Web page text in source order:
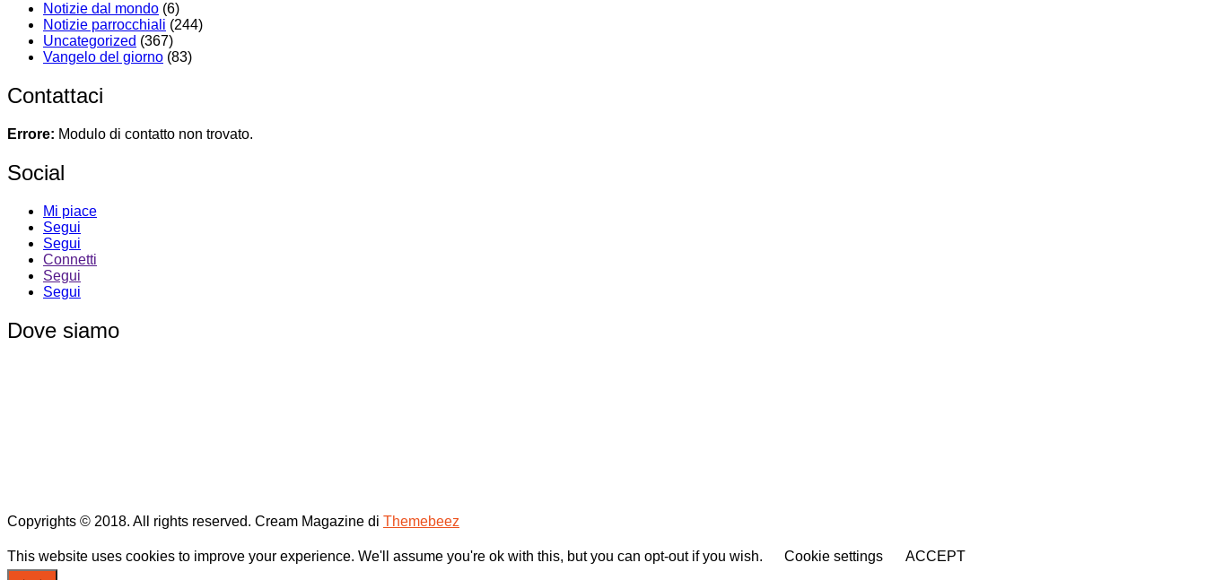
Notizie dal mondo (6)
Notizie parrocchiali (244)
Uncategorized (367)
Vangelo del giorno (83)
Contattaci
Errore: Modulo di contatto non trovato.
Social
Mi piace
Segui
Segui
Connetti
Segui
Segui
Dove siamo
Copyrights © 2018. All rights reserved. Cream Magazine di Themebeez
This website uses cookies to improve your experience. We'll assume you're ok with this, but you can opt-out if you wish. Cookie settings ACCEPT